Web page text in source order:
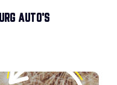
AUTO'S